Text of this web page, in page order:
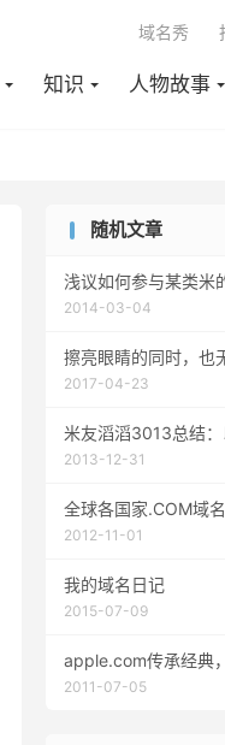
知识 人物故事
域名秀
随机文章
浅议如何参与某类米
2014-03-04
擦亮眼睛的同时，也
2017-04-23
米友滔滔3013总结
2013-12-31
全球各国家.COM域
2012-11-01
我的域名日记
2015-07-09
apple.com传承经典
2011-07-05